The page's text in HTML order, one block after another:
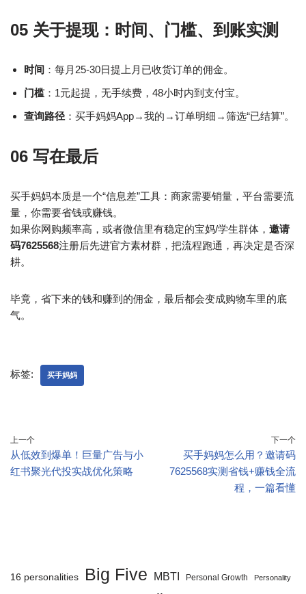
05 关于提现：时间、门槛、到账实测
时间 ：每月25-30日提上月已收货订单的佣金。
门槛：1元起提，无手续费，48小时内到支付宝。
查询路径 ：买手妈妈App→我的→订单明细→筛选“已结算”。
06 写在最后
买手妈妈本质是一个“信息差”工具：商家需要销量，平台需要流
量，你需要省钱或赚钱。
如果你网购频率高，或者微信里有稳定的宝妈/学生群体， 邀请
码7625568注册后先进官方素材群，把流程跑通，再决定是否深
耕。
毕竟，省下来的钱和赚到的佣金，最后都会变成购物车里的底
气。
标签: 买手妈妈
上一个
从低效到爆单！巨量广告与小
红书聚光代投实战优化策略
下一个
买手妈妈怎么用？邀请码
7625568实测省钱+赚钱全流
程，一篇看懂
16 personalities Big Five MBTI Personal Growth Personality